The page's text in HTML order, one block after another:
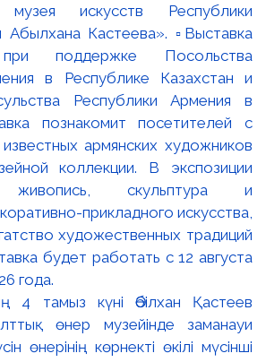
музея искусств Республики
Абылхана Кастеева». ▫️Выставка
при поддержке Посольства
в Республике Казахстан и
Республики Армения в
познакомит посетителей с
армянских художников
коллекции. В экспозиции
живопись, скульптура и
прикладного искусства,
художественных традиций
будет работать с 12 августа
года.